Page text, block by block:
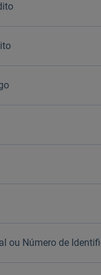
ou Número de